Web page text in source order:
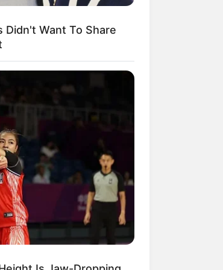
Didn't Want To Share
This Wardrobe
Woman', Until Now